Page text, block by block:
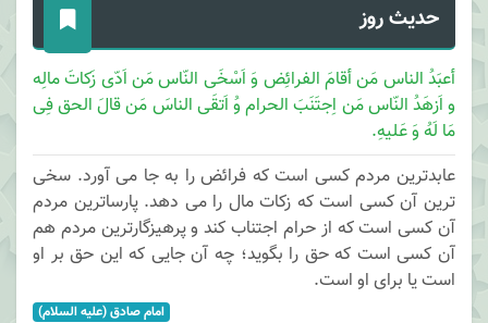
حدیث روز
أعبَدُ الناس مَن أقامَ الفرائِض وَ اَسْخَی النّاس مَن اَدّی زَکاتَ مالِه
و اَزهَدُ النّاس مَن اِجتَنَبَ الحرام وُ اَتقَی الناسَ مَن قالَ الحق فِی
مَا لَهُ وَ عَلیهِ.
عابدترین مردم کسی است که فرائض را به جا می آورد. سخی
ترین آن کسی است که زکات مال را می دهد. پارساترین مردم
آن کسی است که از حرام اجتناب کند و پرهیزگارترین مردم هم
آن کسی است که حق را بگوید؛ چه آن جایی که این حق بر او
است یا برای او است.
امام صادق (علیه السلام)